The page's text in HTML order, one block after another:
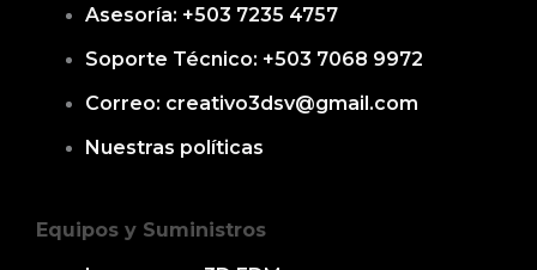
Asesoría: +503 7235 4757
Soporte Técnico: +503 7068 9972
Correo: creativo3dsv@gmail.com
Nuestras políticas
Equipos y Suministros